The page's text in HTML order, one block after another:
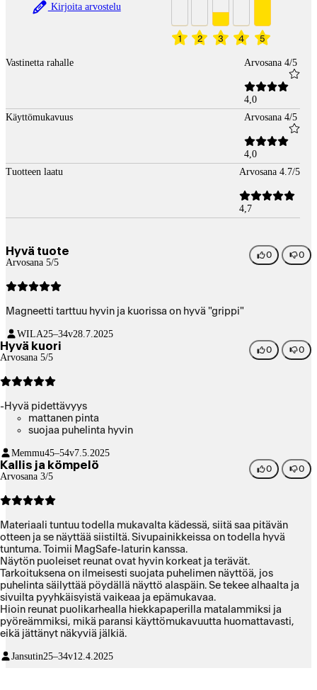
Kirjoita arvostelu
1 2 3 4 5
Vastinetta rahalle Arvosana 4/5
4,0
Käyttömukavuus
Arvosana 4/5
4,0
Tuotteen laatu
Arvosana 4.7/5
4,7
Hyvä tuote
Arvosana 5/5
0 0
Magneetti tarttuu hyvin ja kuorissa on hyvä "grippi"
WILA25–34v28.7.2025
Hyvä kuori
Arvosana 5/5
0 0
-Hyvä pidettävyys
mattanen pinta
suojaa puhelinta hyvin
Memmu45–54v7.5.2025
Kallis ja kömpelö
Arvosana 3/5
0 0
Materiaali tuntuu todella mukavalta kädessä, siitä saa pitävän
otteen ja se näyttää siistiltä. Sivupainikkeissa on todella hyvä
tuntuma. Toimii MagSafe-laturin kanssa.
Näytön puoleiset reunat ovat hyvin korkeat ja terävät.
Tarkoituksena on ilmeisesti suojata puhelimen näyttöä, jos
puhelinta säilyttää pöydällä näyttö alaspäin. Se tekee alhaalta ja
sivuilta pyyhkäisyistä vaikeaa ja epämukavaa.
Hioin reunat puolikarhealla hiekkapaperilla matalammiksi ja
pyöreämmiksi, mikä paransi käyttömukavuutta huomattavasti,
eikä jättänyt näkyviä jälkiä.
Jansutin25–34v12.4.2025